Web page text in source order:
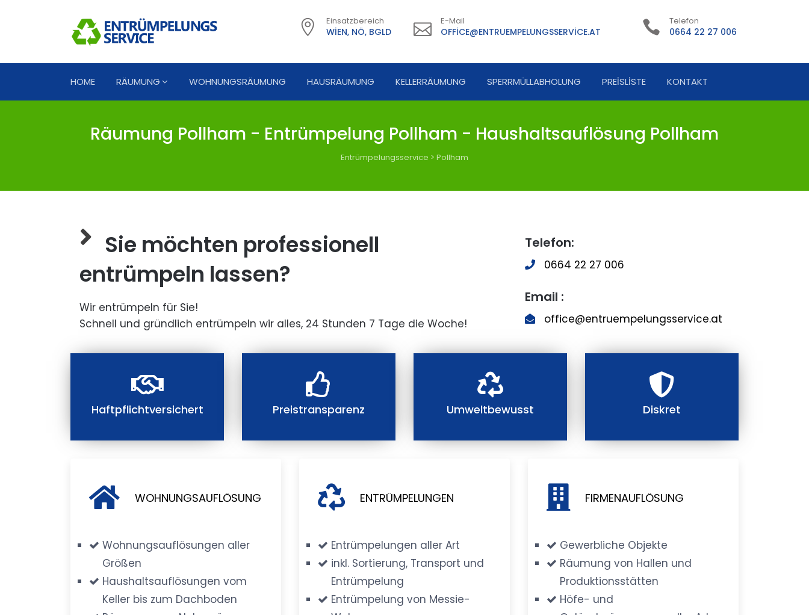
Einsatzbereich
WIEN, NÖ, BGLD
E-Mail
OFFICE@ENTRUEMPELUNGSSERVICE.AT
Telefon
0664 22 27 006
HOME RÄUMUNG WOHNUNGSRÄUMUNG HAUSRÄUMUNG KELLERRÄUMUNG SPERRMÜLLABHOLUNG PREISLISTE KONTAKT
Räumung Pollham - Entrümpelung Pollham - Haushaltsauflösung Pollham
Entrümpelungsservice > Pollham
Sie möchten professionell
entrümpeln lassen?
Wir entrümpeln für Sie!
Schnell und gründlich entrümpeln wir alles, 24 Stunden 7 Tage die Woche!
Telefon:
0664 22 27 006
Email :
office@entruempelungsservice.at
Haftpflichtversichert Preistransparenz Umweltbewusst Diskret
WOHNUNGSAUFLÖSUNG
Wohnungsauflösungen aller
Größen
Haushaltsauflösungen vom
Keller bis zum Dachboden
ENTRÜMPELUNGEN
Entrümpelungen aller Art
inkl. Sortierung, Transport und
Entrümpelung
Entrümpelung von Messie-
FIRMENAUFLÖSUNG
Gewerbliche Objekte
Räumung von Hallen und
Produktionsstätten
Höfe- und